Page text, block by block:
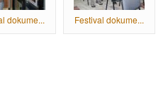
dokume... Festival dokume...